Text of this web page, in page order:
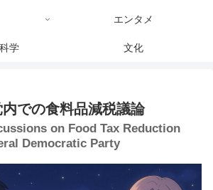
エンタメ
学 文化
での食料品減税議論
on Food Tax Reduction
Democratic Party